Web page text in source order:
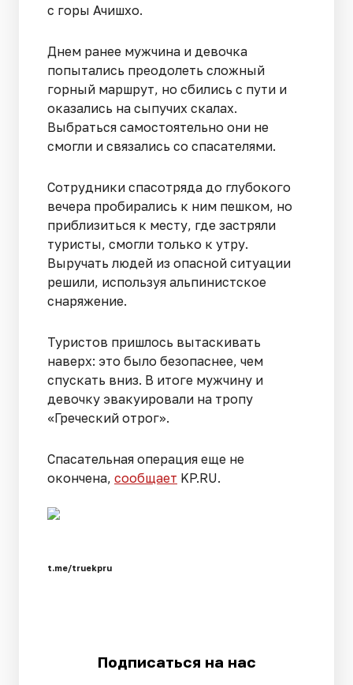
с горы Ачишхо.
Днем ранее мужчина и девочка
попытались преодолеть сложный
горный маршрут, но сбились с пути и
оказались на сыпучих скалах.
Выбраться самостоятельно они не
смогли и связались со спасателями.
Сотрудники спасотряда до глубокого
вечера пробирались к ним пешком, но
приблизиться к месту, где застряли
туристы, смогли только к утру.
Выручать людей из опасной ситуации
решили, используя альпинистское
снаряжение.
Туристов пришлось вытаскивать
наверх: это было безопаснее, чем
спускать вниз. В итоге мужчину и
девочку эвакуировали на тропу
«Греческий отрог».
Спасательная операция еще не
окончена, сообщает KP.RU.
t.me/truekpru
Подписаться на нас